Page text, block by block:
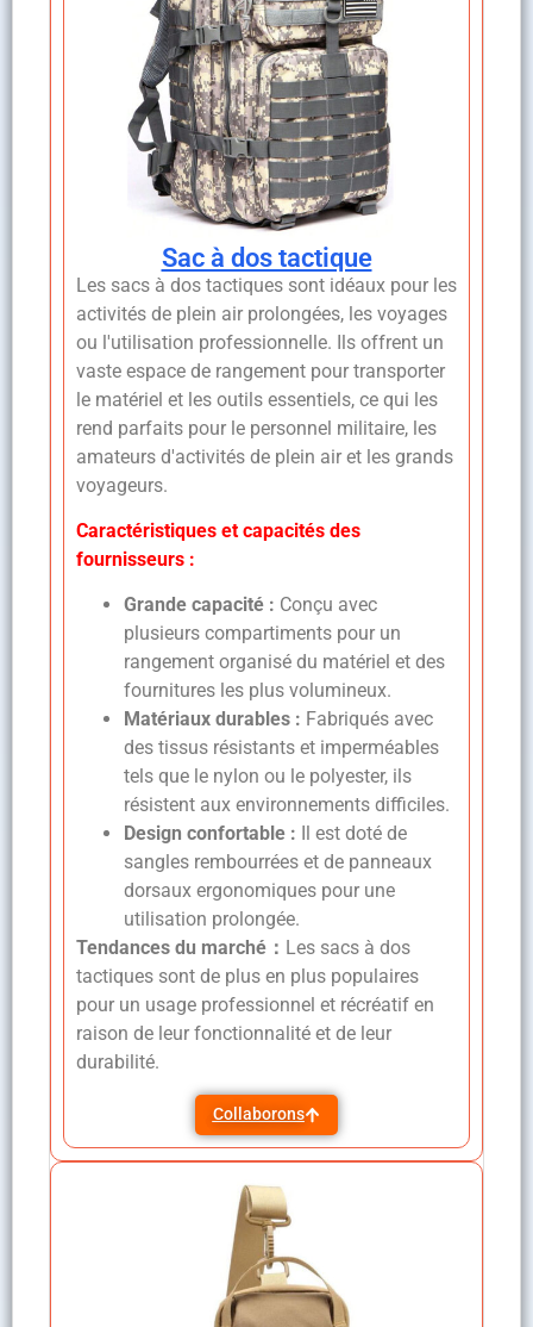
Sac à dos tactique
Les sacs à dos tactiques sont idéaux pour les
activités de plein air prolongées, les voyages
ou l'utilisation professionnelle. Ils offrent un
vaste espace de rangement pour transporter
le matériel et les outils essentiels, ce qui les
rend parfaits pour le personnel militaire, les
amateurs d'activités de plein air et les grands
voyageurs.
Caractéristiques et capacités des
fournisseurs :
Grande capacité : Conçu avec
plusieurs compartiments pour un
rangement organisé du matériel et des
fournitures les plus volumineux.
Matériaux durables : Fabriqués avec
des tissus résistants et imperméables
tels que le nylon ou le polyester, ils
résistent aux environnements difficiles.
Design confortable : Il est doté de
sangles rembourrées et de panneaux
dorsaux ergonomiques pour une
utilisation prolongée.
Tendances du marché： Les sacs à dos
tactiques sont de plus en plus populaires
pour un usage professionnel et récréatif en
raison de leur fonctionnalité et de leur
durabilité.
Collaborons